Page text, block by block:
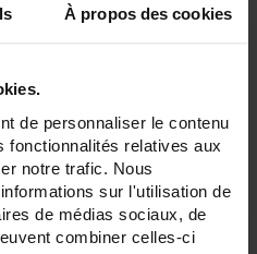
À propos des cookies
de personnaliser le contenu
fonctionnalités relatives aux
notre trafic. Nous
sur l'utilisation de
de médias sociaux, de
combiner celles-ci
Direction
3 item(s) Show